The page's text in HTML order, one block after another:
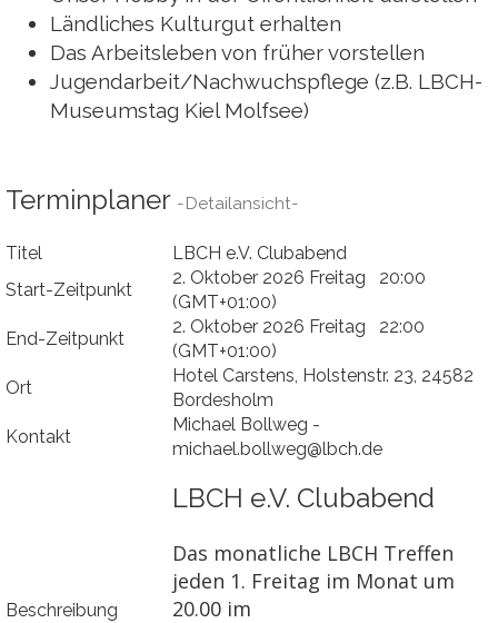
Ländliches Kulturgut erhalten
Das Arbeitsleben von früher vorstellen
Jugendarbeit/Nachwuchspflege (z.B. LBCH-
Museumstag Kiel Molfsee)
Terminplaner -Detailansicht-
Titel
LBCH e.V. Clubabend
Start-Zeitpunkt
2. Oktober 2026 Freitag 20:00
(GMT+01:00)
End-Zeitpunkt
2. Oktober 2026 Freitag 22:00
(GMT+01:00)
Ort
Hotel Carstens, Holstenstr. 23, 24582
Bordesholm
Kontakt
Michael Bollweg -
michael.bollweg@lbch.de
Beschreibung
LBCH e.V. Clubabend
Das monatliche LBCH Treffen
jeden 1. Freitag im Monat um
20.00 im